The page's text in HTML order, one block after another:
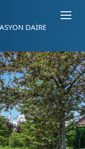
DAİRE